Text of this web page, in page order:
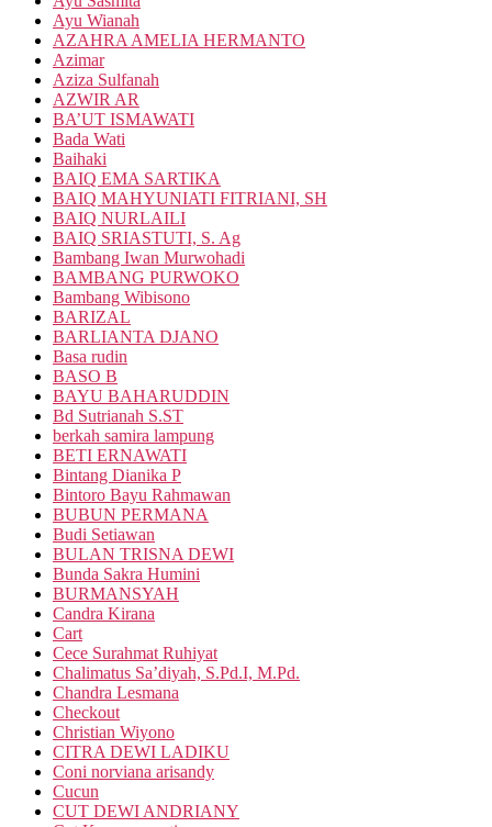
Ayu Wianah
AZAHRA AMELIA HERMANTO
Azimar
Aziza Sulfanah
AZWIR AR
BA’UT ISMAWATI
Bada Wati
Baihaki
BAIQ EMA SARTIKA
BAIQ MAHYUNIATI FITRIANI, SH
BAIQ NURLAILI
BAIQ SRIASTUTI, S. Ag
Bambang Iwan Murwohadi
BAMBANG PURWOKO
Bambang Wibisono
BARIZAL
BARLIANTA DJANO
Basa rudin
BASO B
BAYU BAHARUDDIN
Bd Sutrianah S.ST
berkah samira lampung
BETI ERNAWATI
Bintang Dianika P
Bintoro Bayu Rahmawan
BUBUN PERMANA
Budi Setiawan
BULAN TRISNA DEWI
Bunda Sakra Humini
BURMANSYAH
Candra Kirana
Cart
Cece Surahmat Ruhiyat
Chalimatus Sa’diyah, S.Pd.I, M.Pd.
Chandra Lesmana
Checkout
Christian Wiyono
CITRA DEWI LADIKU
Coni norviana arisandy
Cucun
CUT DEWI ANDRIANY